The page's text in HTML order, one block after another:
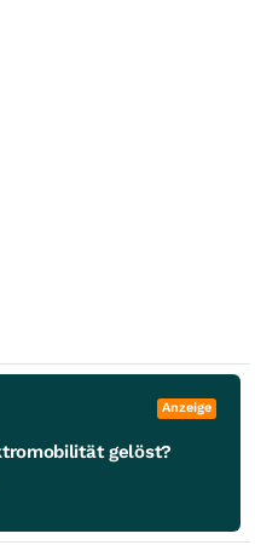
Anzeige
gelöst?